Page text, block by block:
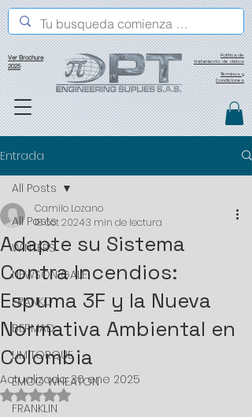
Política de
tratamiento de datos
Ver Brochure
2025
Términos y
Condiciones
Entrada
All Posts
WINTERS
NEWSON GALE
FRANKO
BERMAD
LIMITORQUE
EMCO WHEATON
FRANKLIN
All Posts
Adapte su Sistema
Contra Incendios:
Espuma 3F y la Nueva
Normativa Ambiental en
Colombia
Camilo Lozano
18 oct 20243 min de lectura
Actualizado:30 ene 2025
Obtuvo NaN de 5 estrellas.